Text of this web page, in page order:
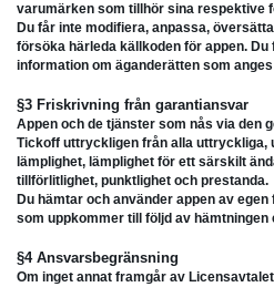
varumärken som tillhör sina respektive
Du får inte modifiera, anpassa,
försöka härleda källkoden för appen.
information om äganderätten som
§3 Friskrivning från garantiansvar
Appen och de tjänster som nås via den
Tickoff uttryckligen från alla uttryckliga,
lämplighet, lämplighet för ett särskilt
tillförlitlighet, punktlighet och prestanda.
Du hämtar och använder appen av
som uppkommer till följd av hämtningen
§4 Ansvarsbegränsning
Om inget annat framgår av